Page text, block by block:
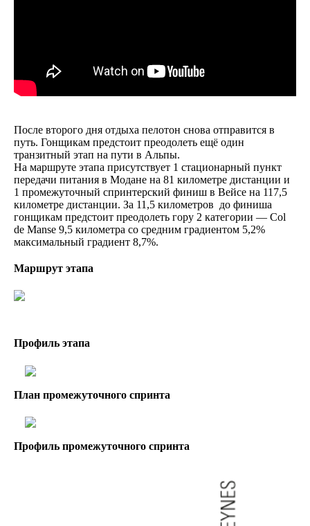
После второго дня отдыха пелотон снова отправится в
путь. Гонщикам предстоит преодолеть ещё один
транзитный этап на пути в Альпы.
На маршруте этапа присутствует 1 стационарный пункт
передачи питания в Модане на 81 километре дистанции и
1 промежуточный спринтерский финиш в Вейсе на 117,5
километре дистанции. За 11,5 километров до финиша
гонщикам предстоит преодолеть гору 2 категории — Col
de Manse 9,5 километра со средним градиентом 5,2%
максимальный градиент 8,7%.
Маршрут этапа
Профиль этапа
План промежуточного спринта
Профиль промежуточного спринта